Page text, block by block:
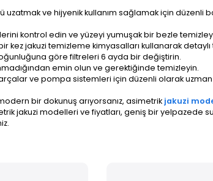
uzatmak ve hijyenik kullanım sağlamak için düzenli
kontrol edin ve yüzeyi yumuşak bir bezle
kez jakuzi temizleme kimyasalları kullanarak detaylı
göre filtreleri 6 ayda bir değiştirin.
emin olun ve gerektiğinde temizleyin.
ve pompa sistemleri için düzenli olarak uzman
bir dokunuş arıyorsanız, asimetrik jakuzi
jakuzi modelleri ve fiyatları, geniş bir yelpazede